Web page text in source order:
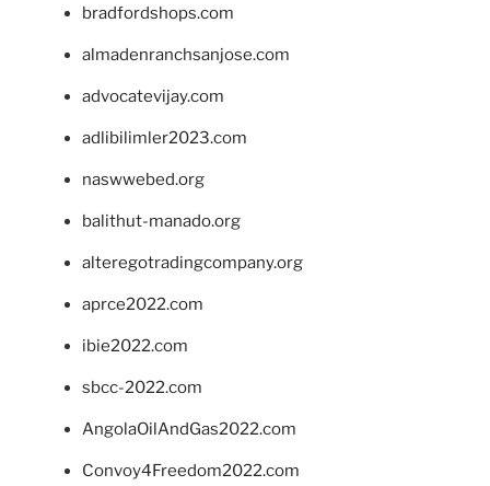
bradfordshops.com
almadenranchsanjose.com
advocatevijay.com
adlibilimler2023.com
naswwebed.org
balithut-manado.org
alteregotradingcompany.org
aprce2022.com
ibie2022.com
sbcc-2022.com
AngolaOilAndGas2022.com
Convoy4Freedom2022.com